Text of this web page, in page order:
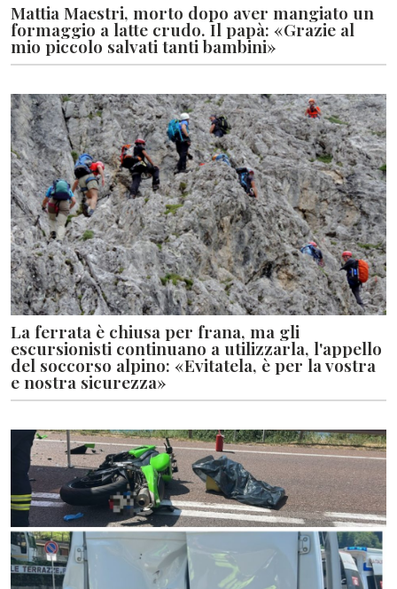
Mattia Maestri, morto dopo aver mangiato un
formaggio a latte crudo. Il papà: «Grazie al
mio piccolo salvati tanti bambini»
La ferrata è chiusa per frana, ma gli
escursionisti continuano a utilizzarla, l'appello
del soccorso alpino: «Evitatela, è per la vostra
e nostra sicurezza»